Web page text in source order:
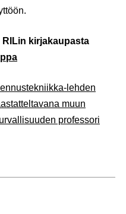
RILin kirjakaupasta
lehden
muun
professori